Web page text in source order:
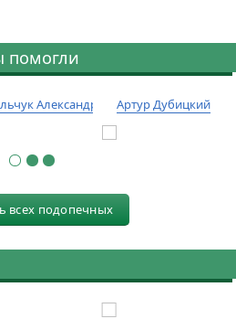
Александр Артур Дубицкий
всех подопечных